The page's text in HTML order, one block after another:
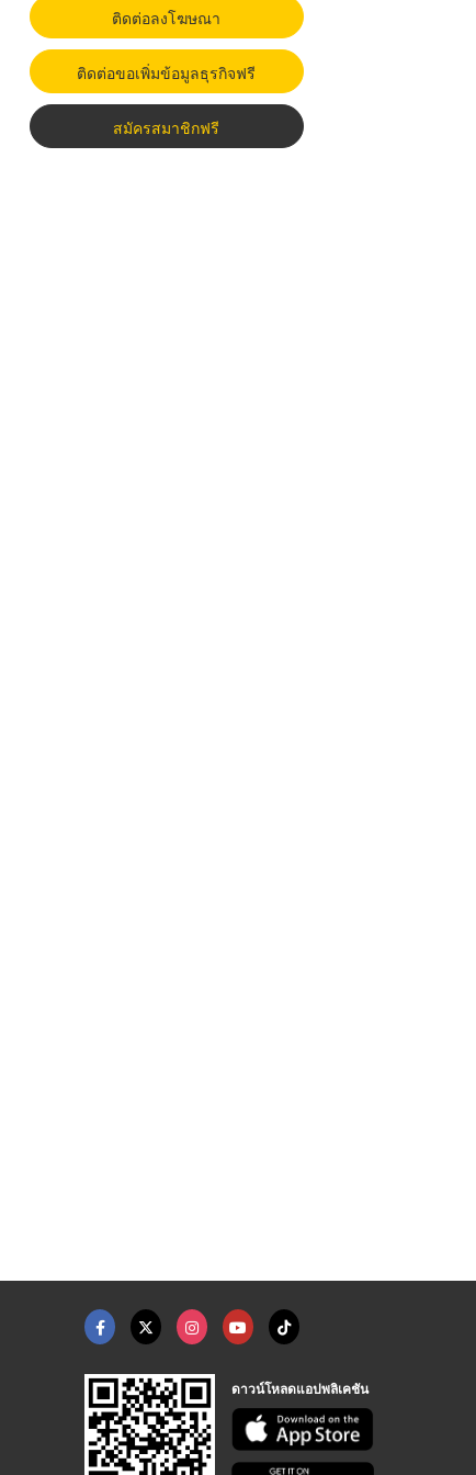
ติดต่อลงโฆษณา
ติดต่อขอเพิ่มข้อมูลธุรกิจฟรี
สมัครสมาชิกฟรี
ดาวน์โหลดแอปพลิเคชัน